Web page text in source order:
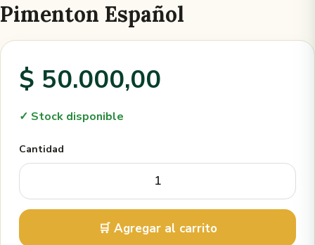
Pimenton Español
$ 50.000,00
✓ Stock disponible
Cantidad
🛒 Agregar al carrito